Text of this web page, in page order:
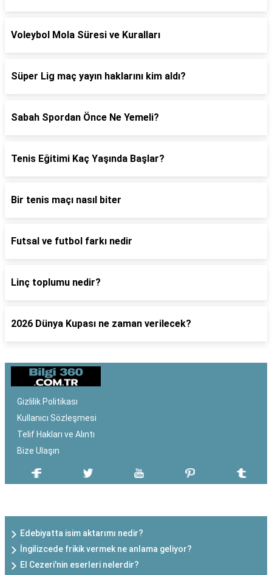
Voleybol Mola Süresi ve Kuralları
Süper Lig maç yayın haklarını kim aldı?
Sabah Spordan Önce Ne Yemeli?
Tenis Eğitimi Kaç Yaşında Başlar?
Bir tenis maçı nasıl biter
Futsal ve futbol farkı nedir
Linç toplumu nedir?
2026 Dünya Kupası ne zaman verilecek?
Gizlilik Politikası
Kullanıcı Sözleşmesi
Telif Hakları ve Alıntı
Bize Ulaşın
Edebiyatta isim aktarımı nedir?
İngilizcede frikik vermek ne anlama geliyor?
El Cezeri'nin eserleri nelerdir?